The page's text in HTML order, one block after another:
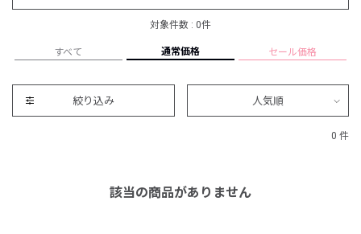
対象件数 : 0件
すべて 通常価格 セール価格
絞り込み 人気順
0 件
該当の商品がありません